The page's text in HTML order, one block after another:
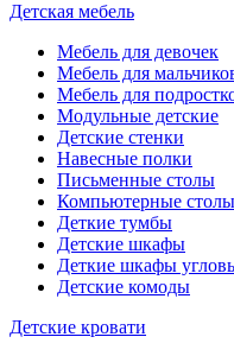
Детская мебель
Мебель для девочек
Мебель для
Мебель для
Модульные детские
Детские стенки
Навесные полки
Письменные столы
Компьютерные столы
Деткие тумбы
Детские шкафы
Деткие шкафы
Детские комоды
Детские кровати